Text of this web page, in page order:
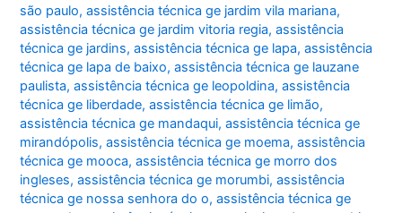
são paulo,assistência técnica ge jardim vila mariana,
assistência técnica ge jardim vitoria regia,assistência
técnica ge jardins,assistência técnica ge lapa,assistência
técnica ge lapa de baixo,assistência técnica ge lauzane
paulista,assistência técnica ge leopoldina,assistência
técnica ge liberdade,assistência técnica ge limão,
assistência técnica ge mandaqui,assistência técnica ge
mirandópolis,assistência técnica ge moema,assistência
técnica ge mooca,assistência técnica ge morro dos
ingleses,assistência técnica ge morumbi,assistência
técnica ge nossa senhora do o,assistência técnica ge